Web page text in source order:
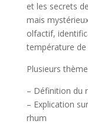
et les secrets
mais
olfactif,
température
Plusieurs
– Définition du
– Explication
rhum